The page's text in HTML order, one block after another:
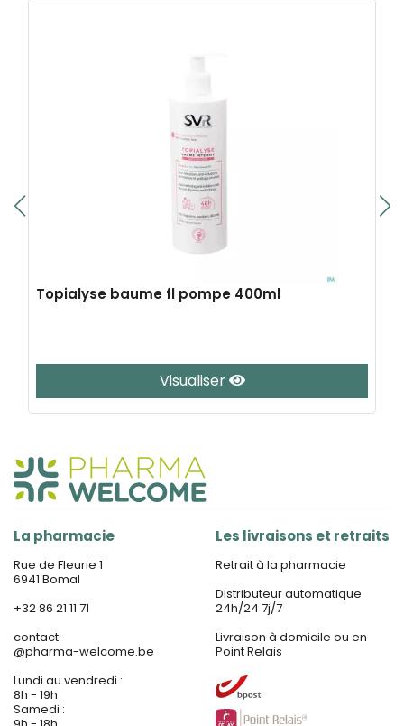
Topialyse baume fl pompe 400ml
Visualiser
La pharmacie
Rue de Fleurie 1
6941 Bomal
+32 86 21 11 71
contact
@pharma-welcome.be
Lundi au vendredi :
8h - 19h
Samedi :
Les livraisons et retraits
Retrait à la pharmacie
Distributeur automatique
24h/24 7j/7
Livraison à domicile ou en
Point Relais